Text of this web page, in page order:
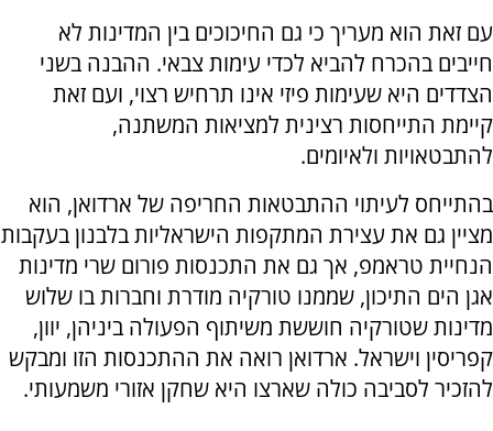
עם זאת הוא מעריך כי גם החיכוכים בין המדינות לא
חייבים בהכרח להביא לכדי עימות צבאי. ההבנה בשני
הצדדים היא שעימות פיזי אינו תרחיש רצוי, ועם זאת
קיימת התייחסות רצינית למציאות המשתנה,
להתבטאויות ולאיומים.
בהתייחס לעיתוי ההתבטאות החריפה של ארדואן, הוא
מציין גם את עצירת המתקפות הישראליות בלבנון בעקבות
הנחיית טראמפ, אך גם את התכנסות פורום שרי מדינות
אגן הים התיכון, שממנו טורקיה מודרת וחברות בו שלוש
מדינות שטורקיה חוששת משיתוף הפעולה ביניהן, יוון,
קפריסין וישראל. ארדואן רואה את ההתכנסות הזו ומבקש
להזכיר לסביבה כולה שארצו היא שחקן אזורי משמעותי.